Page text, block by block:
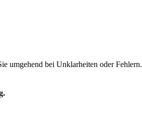
umgehend bei Unklarheiten oder Fehlern.